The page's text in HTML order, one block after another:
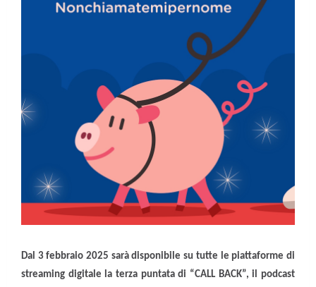
Dal 3 febbraio 2025 sarà disponibile su tutte le piattaforme di
streaming digitale la terza puntata di “CALL BACK”, il podcast